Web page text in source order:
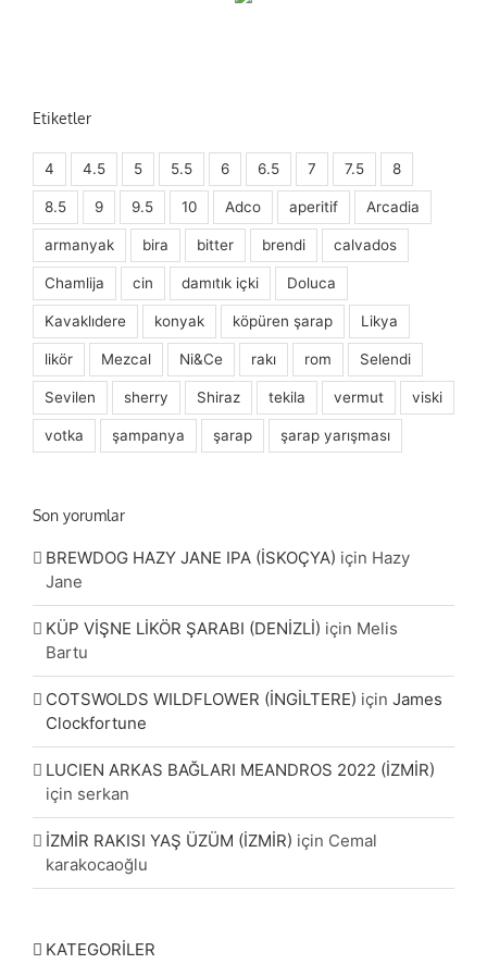
Etiketler
4 4.5 5 5.5 6 6.5 7 7.5 8
8.5 9 9.5 10 Adco aperitif Arcadia
armanyak bira bitter brendi calvados
Chamlija cin damıtık içki Doluca
Kavaklıdere konyak köpüren şarap Likya
likör Mezcal Ni&Ce rakı rom Selendi
Sevilen sherry Shiraz tekila vermut viski
votka şampanya şarap şarap yarışması
Son yorumlar
BREWDOG HAZY JANE IPA (İSKOÇYA) için Hazy
Jane
KÜP VİŞNE LİKÖR ŞARABI (DENİZLİ) için Melis
Bartu
COTSWOLDS WILDFLOWER (İNGİLTERE) için James
Clockfortune
LUCIEN ARKAS BAĞLARI MEANDROS 2022 (İZMİR)
için serkan
İZMİR RAKISI YAŞ ÜZÜM (İZMİR) için Cemal
karakocaoğlu
KATEGORİLER